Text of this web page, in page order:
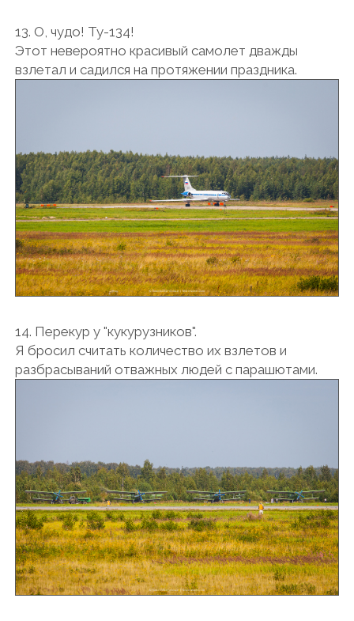
13. О, чудо! Ту-134!
Этот невероятно красивый самолет дважды
взлетал и садился на протяжении праздника.
14. Перекур у "кукурузников".
Я бросил считать количество их взлетов и
разбрасываний отважных людей с парашютами.